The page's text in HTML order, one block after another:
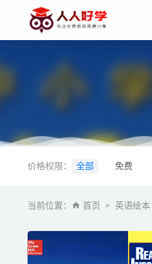
价格权限： 全部 免费
当前位置： 首页 英语绘本